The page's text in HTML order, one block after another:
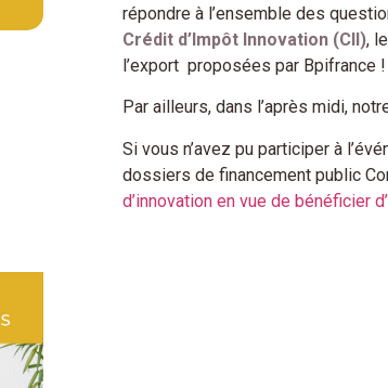
répondre à l’ensemble des
Crédit d’Impôt Innovation (CII),
l’export proposées par Bpifrance !
Par ailleurs, dans l’après midi,
Si vous n’avez pu participer à
dossiers de financement public
d’innovation en vue de bénéficier